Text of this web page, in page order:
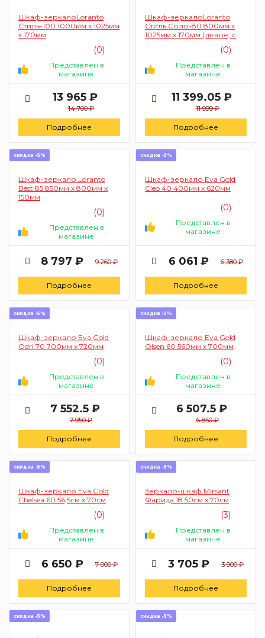
Шкаф-зеркалоLoranto
Стиль-100 1000мм х 1025мм
х 170мм
(0)
Представлен в
магазине
13 965 ₽
14 700 ₽
Подробнее
Шкаф-зеркалоLoranto
Стиль Соло-80 800мм х
1025мм х 170мм (левое, с
(0)
Представлен в
магазине
11 399.05 ₽
11 999 ₽
Подробнее
скидка -5%
Шкаф-зеркало Loranto
Best 85 850мм х 800мм х
150мм
(0)
Представлен в
магазине
8 797 ₽ 9 260 ₽
Подробнее
скидка -5%
Шкаф-зеркало Eva Gold
Cleo 40 400мм х 620мм
(0)
Представлен в
магазине
6 061 ₽ 6 380 ₽
Подробнее
скидка -5%
Шкаф-зеркало Eva Gold
Odri 70 700мм х 720мм
(0)
Представлен в
магазине
7 552.5 ₽
7 950 ₽
Подробнее
скидка -5%
Шкаф-зеркало Eva Gold
Olsen 60 560мм х 700мм
(0)
Представлен в
магазине
6 507.5 ₽
6 850 ₽
Подробнее
скидка -5%
Шкаф-зеркало Eva Gold
Chelsea 60 56,5см х 70см
(0)
Представлен в
магазине
6 650 ₽ 7 000 ₽
Подробнее
скидка -5%
Зеркало-шкаф Mirsant
Фарида 18 50см х 70см
(3)
Представлен в
магазине
3 705 ₽ 3 900 ₽
Подробнее
скидка -5% скидка -5%